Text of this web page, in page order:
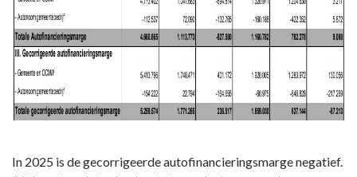
In 2025 is de gecorrigeerde autofinancieringsmarge negatief.